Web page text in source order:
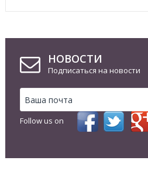
НОВОСТИ
Подписаться на новости
Follow us on